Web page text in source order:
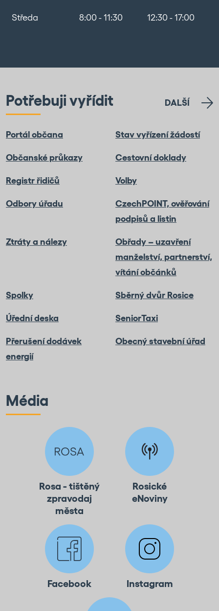
Středa 8:00 - 11:30 12:30 - 17:00
Potřebuji vyřídit DALŠÍ
Portál občana Stav vyřízení žádostí
Občanské průkazy Cestovní doklady
Registr řidičů Volby
Odbory úřadu
CzechPOINT, ověřování
podpisů a listin
Ztráty a nálezy
Obřady – uzavření
manželství, partnerství,
vítání občánků
Spolky Sběrný dvůr Rosice
Úřední deska SeniorTaxi
Přerušení dodávek
energií
Obecný stavební úřad
Média
Rosa - tištěný
zpravodaj
města
Rosické
eNoviny
Facebook Instagram